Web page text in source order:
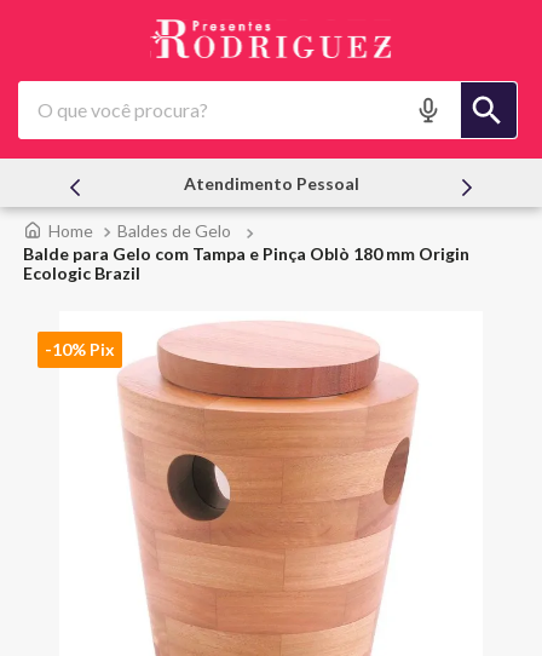
O que você procura?
Atendimento Pessoal Ofertas |
Baldes de Gelo
Balde para Gelo com Tampa e Pinça Oblò 180 mm Origin
Ecologic Brazil
-10% Pix